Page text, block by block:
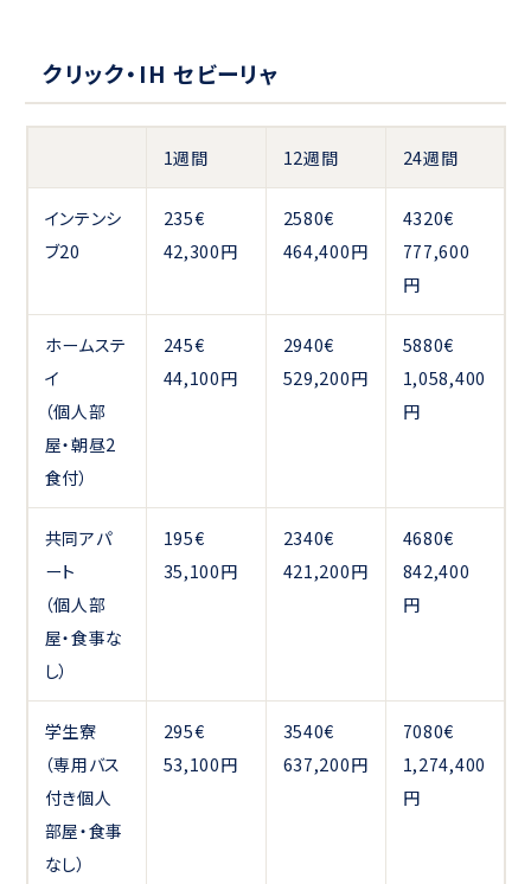
クリック・IH セビーリャ
1週間 12週間 24週間
インテンシ
ブ20
235€
42,300円
2580€
464,400円
4320€
777,600
円
ホームステ
イ
（個人部
屋・朝昼2
食付）
245€
44,100円
2940€
529,200円
5880€
1,058,400
円
共同アパ
ート
（個人部
屋・食事な
し）
195€
35,100円
2340€
421,200円
4680€
842,400
円
学生寮
（専用バス
付き個人
部屋・食事
なし）
295€
53,100円
3540€
637,200円
7080€
1,274,400
円